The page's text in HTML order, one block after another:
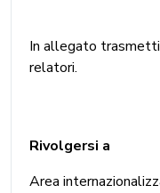
In allegato
relatori.
Rivolgersi a
Area